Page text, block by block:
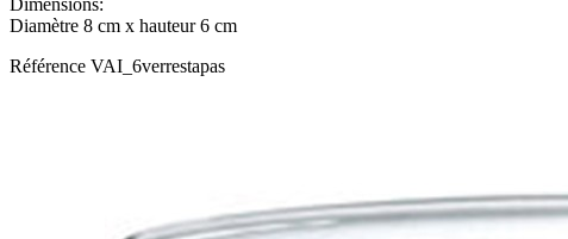
Dimensions:
Diamètre 8 cm x hauteur 6 cm
Référence VAI_6verrestapas